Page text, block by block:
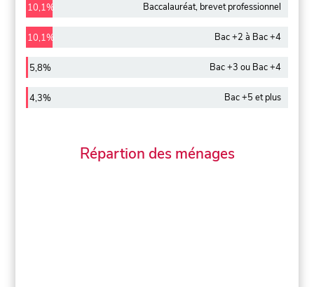
10,1% Baccalauréat, brevet professionnel
10,1% Bac +2 à Bac +4
5,8% Bac +3 ou Bac +4
4,3% Bac +5 et plus
Répartion des ménages